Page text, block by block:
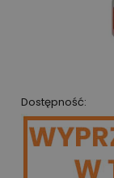
Dostępność: